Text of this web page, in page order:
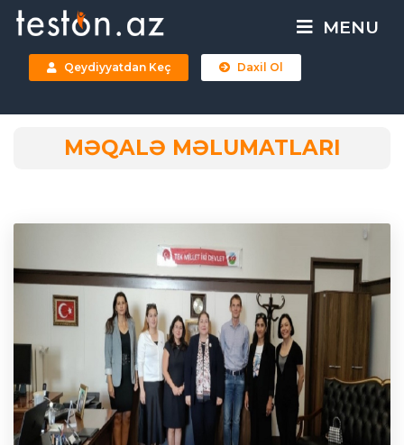
MENU
Qeydiyyatdan Keç Daxil Ol
MƏQALƏ MƏLUMATLARI